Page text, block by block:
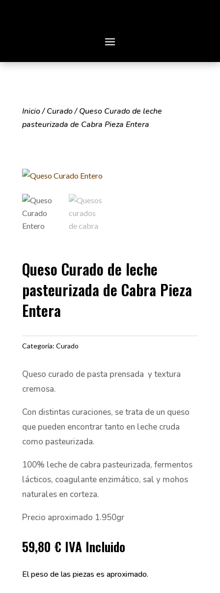
Inicio/Curado/ Queso Curado de leche
pasteurizada de Cabra Pieza Entera
Queso Curado de leche
pasteurizada de Cabra Pieza
Entera
Categoría: Curado
Queso curado de pasta prensada y textura
cremosa.
Con distintas curaciones, se trata de un queso
que pueden encontrar tanto en leche cruda
como pasteurizada.
100% leche de cabra pasteurizada, fermentos
lácticos, coagulante enzimático, sal y mohos
naturales en corteza.
Precio aproximado 1.950gr
59,80 € IVA Incluido
El peso de las piezas es aproximado.